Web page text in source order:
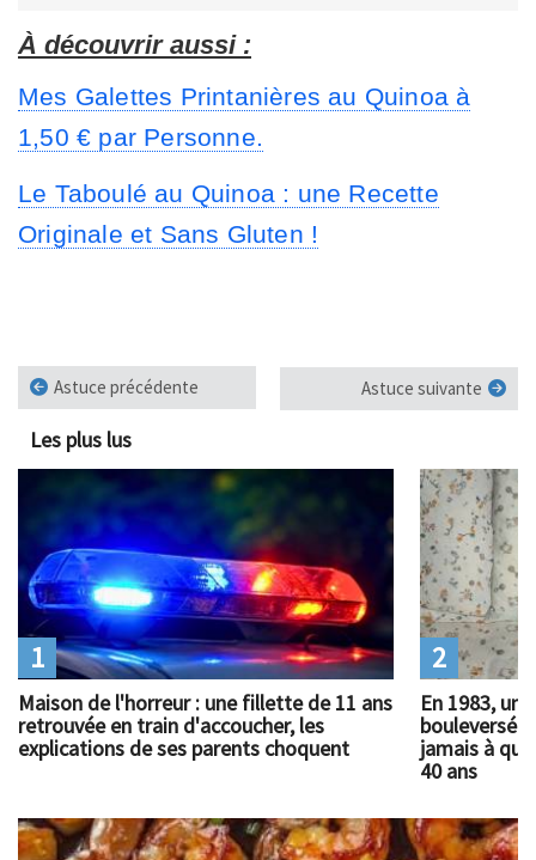
À découvrir aussi :
Mes Galettes Printanières au Quinoa à
1,50 € par Personne.
Le Taboulé au Quinoa : une Recette
Originale et Sans Gluten !
Astuce précédente Astuce suivante
Les plus lus
Maison de l'horreur : une fillette de 11 ans
retrouvée en train d'accoucher, les
explications de ses parents choquent
1
En 1983, un
bouleversé
jamais à
40 ans
2